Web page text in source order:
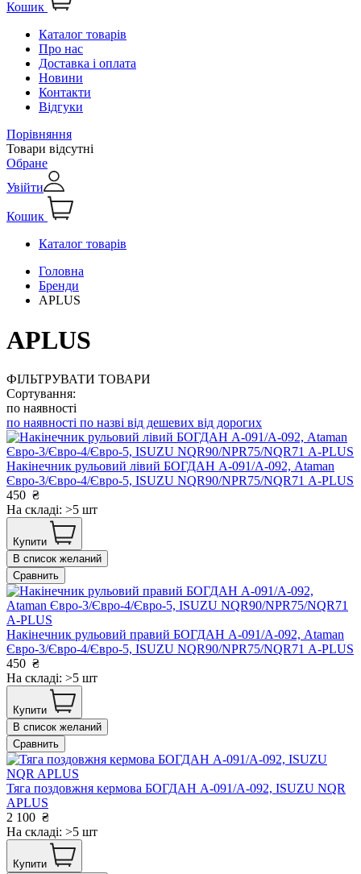
Кошик
Каталог товарів
Про нас
Доставка і оплата
Новини
Контакти
Відгуки
Порівняння
Товари відсутні
Обране
Увійти
Кошик
Каталог товарів
Головна
Бренди
APLUS
APLUS
ФІЛЬТРУВАТИ ТОВАРИ
Сортування:
по наявності
по наявності по назві від дешевих від дорогих
Накінечник рульовий лівий БОГДАН А-091/А-092, Ataman
Євро-3/Євро-4/Євро-5, ISUZU NQR90/NPR75/NQR71 А-PLUS
450 ₴
На складі: >5 шт
Купити
В список желаний
Сравнить
Накінечник рульовий правий БОГДАН А-091/А-092, Ataman
Євро-3/Євро-4/Євро-5, ISUZU NQR90/NPR75/NQR71 А-PLUS
450 ₴
На складі: >5 шт
Купити
В список желаний
Сравнить
Тяга поздовжня кермова БОГДАН А-091/А-092, ISUZU NQR
APLUS
2 100 ₴
На складі: >5 шт
Купити